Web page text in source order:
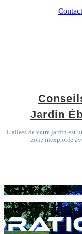
Jardin
L’allées de votre jardin est
zone inexplorée